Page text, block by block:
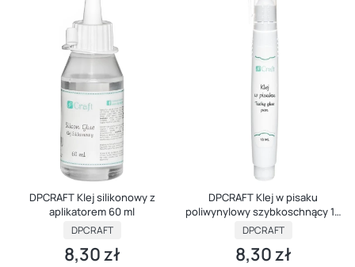
DPCRAFT Klej silikonowy z
aplikatorem 60 ml
PRODUCENT
DPCRAFT
Cena
8,30 zł
DPCRAFT Klej w pisaku
poliwynylowy szybkoschnący 18
ml
PRODUCENT
DPCRAFT
Cena
8,30 zł